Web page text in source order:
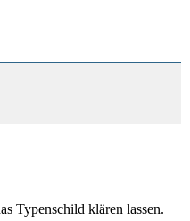
Typenschild klären lassen.